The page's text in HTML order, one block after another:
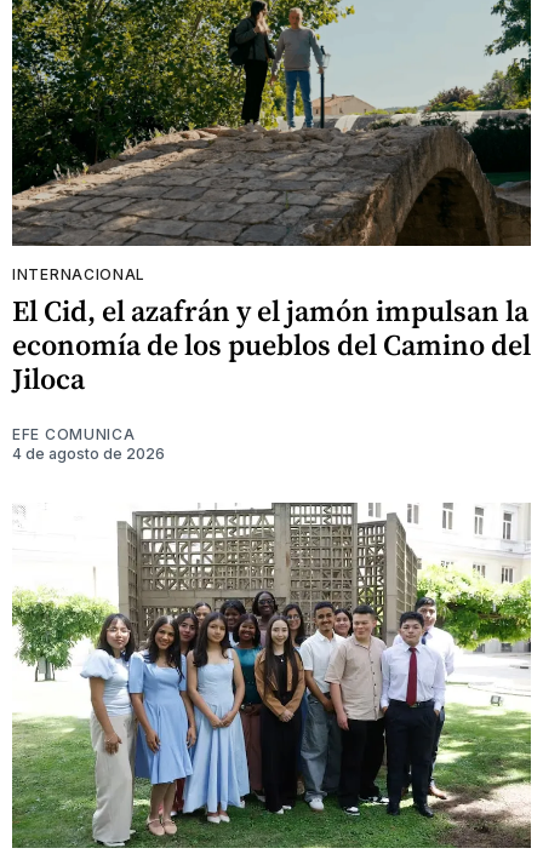
INTERNACIONAL
El Cid, el azafrán y el jamón impulsan la
economía de los pueblos del Camino del
Jiloca
EFE COMUNICA
4 de agosto de 2026